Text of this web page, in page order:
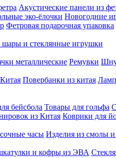
Акустические панели из
эко-ёлочки Новогодние
Фетровая подарочная упаковка
и стеклянные игрушки
металлические Ремувки
Повербанки из китая
бейсбола Товары для гольфа
из Китая Коврики для
часы Изделия из смолы
и кофры из ЭВА